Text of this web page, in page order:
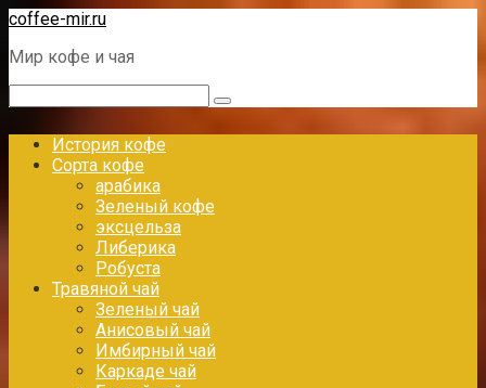
Перейти
контенту
coffee-mir.ru
Мир кофе и чая
История кофе
Сорта кофе
арабика
Зеленый кофе
эксцельза
Либерика
Робуста
Травяной чай
Зеленый чай
Анисовый чай
Имбирный чай
Каркаде чай